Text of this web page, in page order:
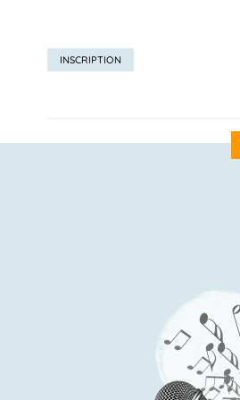
INSCRIPTION